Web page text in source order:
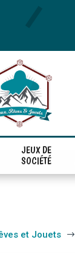
JEUX DE
SOCIÉTÉ
et Jouets $